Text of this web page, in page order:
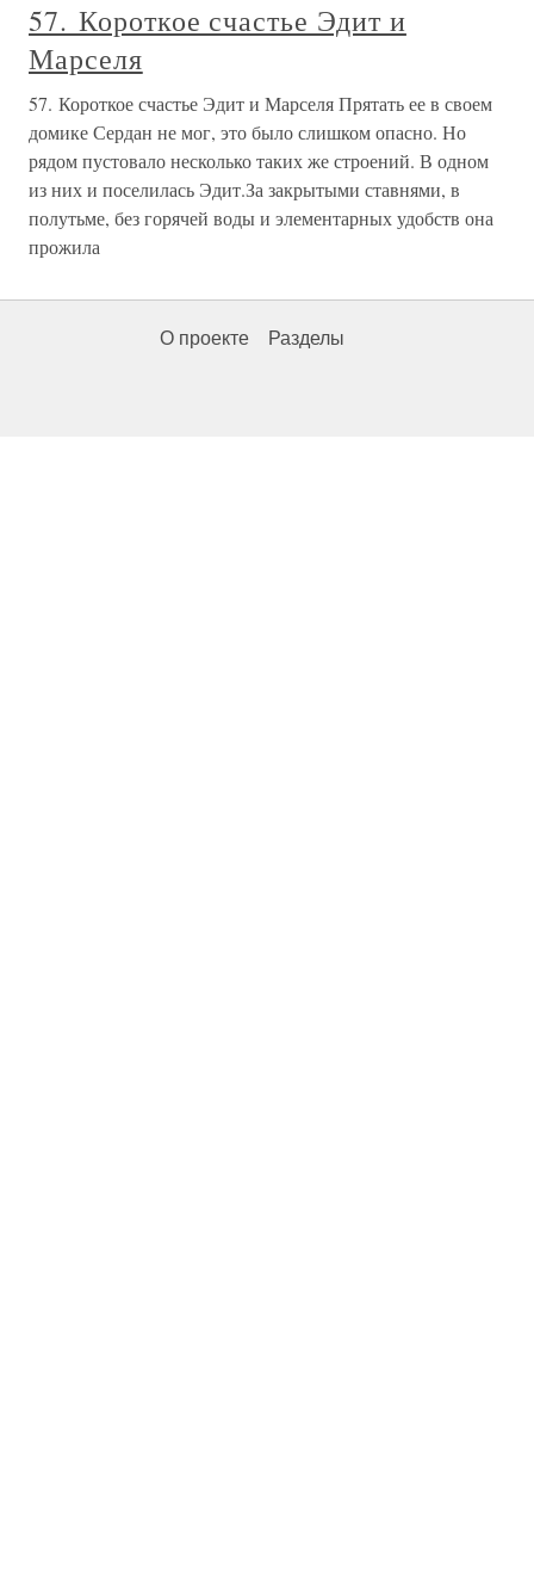
57. Короткое счастье Эдит и
Марселя
57. Короткое счастье Эдит и Марселя Прятать ее в своем
домике Сердан не мог, это было слишком опасно. Но
рядом пустовало несколько таких же строений. В одном
из них и поселилась Эдит.За закрытыми ставнями, в
полутьме, без горячей воды и элементарных удобств она
прожила
О проекте Разделы